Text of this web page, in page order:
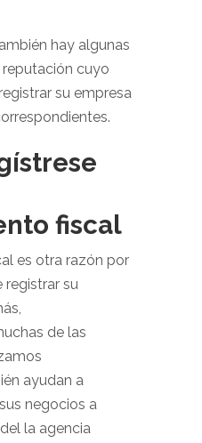
hay algunas
cuyo
su empresa
fiscal
es otra razón por
registrar su
de las
ayudan a
negocios a
la agencia